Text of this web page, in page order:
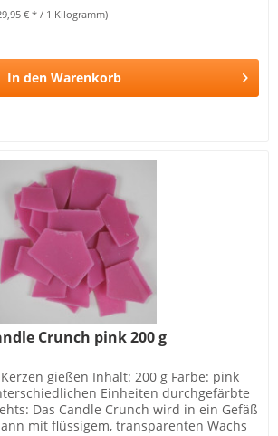
€ * / 1 Kilogramm)
In den Warenkorb
Crunch pink 200 g
gießen Inhalt: 200 g Farbe: pink
Einheiten durchgefärbte
Das Candle Crunch wird in ein Gefäß
mit flüssigem, transparenten Wachs